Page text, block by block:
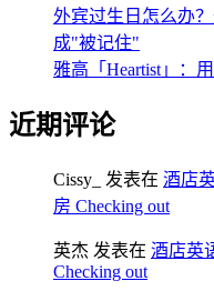
外宾过生日怎么办
成"被记住"
雅高「Heartist」：
近期评论
Cissy_ 发表在 酒店
房 Checking out
英杰 发表在 酒店英
Checking out